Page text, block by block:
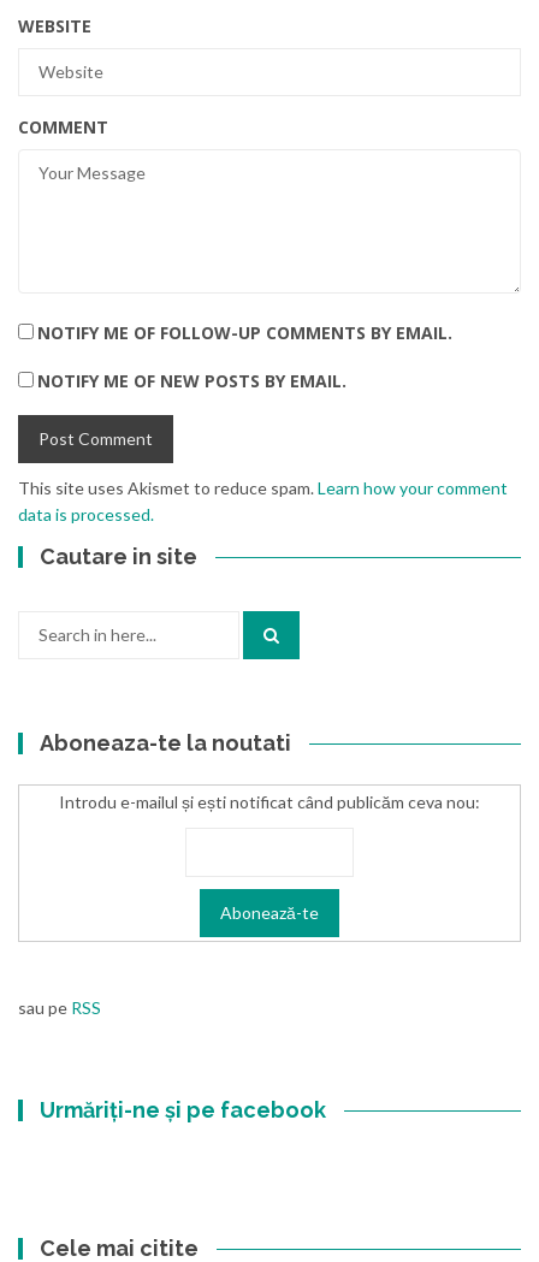
WEBSITE
COMMENT
NOTIFY ME OF FOLLOW-UP COMMENTS BY EMAIL.
NOTIFY ME OF NEW POSTS BY EMAIL.
This site uses Akismet to reduce spam.Learn how your comment
data is processed.
Cautare in site
Aboneaza-te la noutati
Introdu e-mailul și ești notificat când publicăm ceva nou:
sau pe RSS
Urmăriți-ne și pe facebook
Cele mai citite